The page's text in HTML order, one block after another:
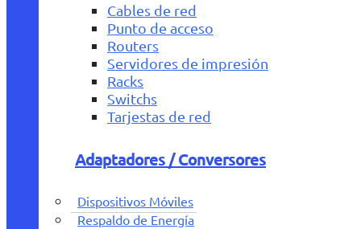
Cables de red
Punto de acceso
Routers
Servidores de impresión
Racks
Switchs
Tarjestas de red
Adaptadores / Conversores
Dispositivos Móviles
Respaldo de Energía